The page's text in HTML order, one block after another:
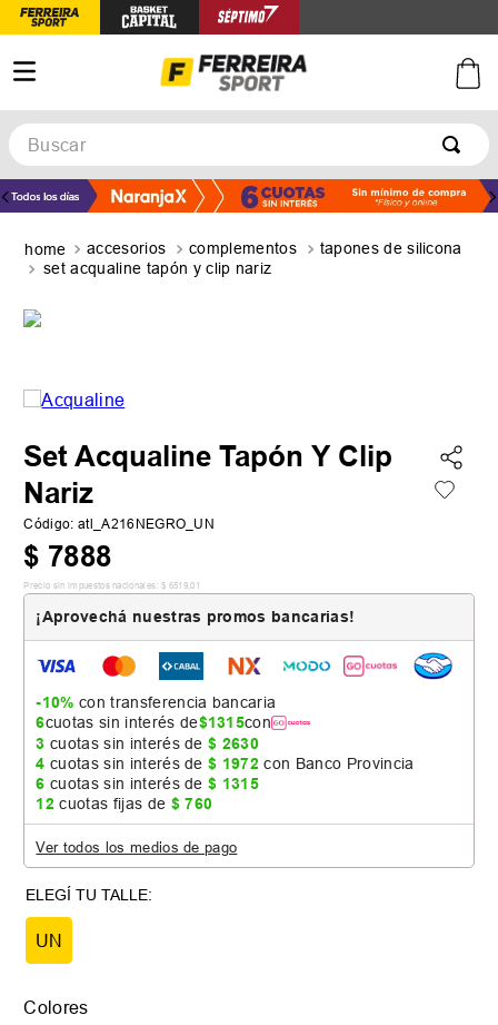
Buscar
TÉRMINOS MÁS BUSCADOS
.
zapatillas
accesorios complementos
tapones de silicona
set acqualine tapón y clip nariz
Set Acqualine Tapón Y Clip
Nariz
Código: atl_A216NEGRO_UN
$ 7888
Precio sin impuestos nacionales: $ 6519,01
¡Aprovechá nuestras promos bancarias!
-10% con transferencia bancaria
6cuotas sin interés de$1315con
3 cuotas sin interés de$ 2630
4 cuotas sin interés de$ 1972 con Banco Provincia
6 cuotas sin interés de$ 1315
12 cuotas fijas de $ 760
Ver todos los medios de pago
UN
Colores